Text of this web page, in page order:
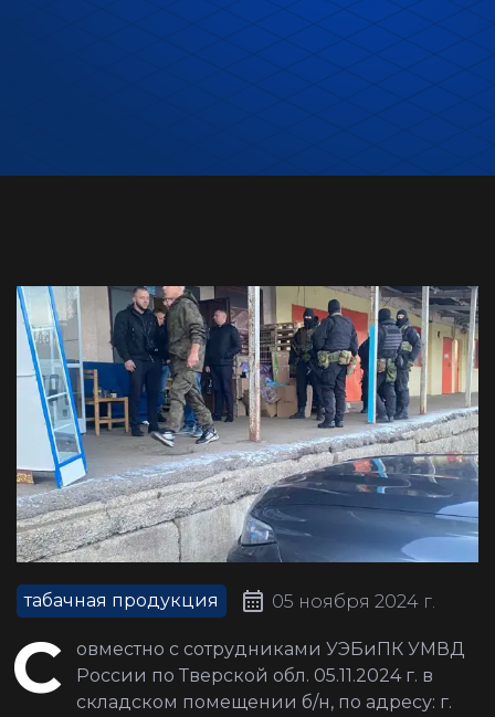
табачная продукция 05 ноября 2024 г.
С
овместно с сотрудниками УЭБиПК УМВД
России по Тверской обл. 05.11.2024 г. в
складском помещении б/н, по адресу: г.